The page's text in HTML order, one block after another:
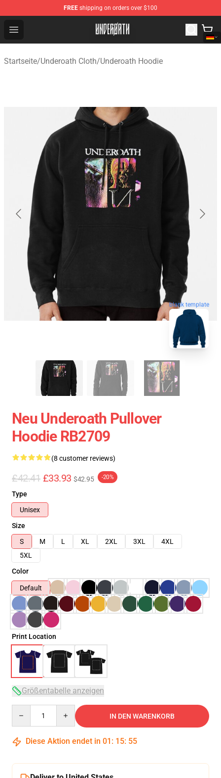
FREE shipping on orders over $100
Open menu
Underoath Store - Official Underoath Merchandise Shop
Startseite/Underoath Cloth/Underoath Hoodie
blank template
Neu Underoath Pullover
Hoodie RB2709
(8 customer reviews)
£42.41 £33.93 $42.95 -20%
Type
Unisex
Size
S
M L XL 2XL 3XL
4XL
5XL
Color
Default
Print Location
Größentabelle anzeigen
IN DEN WARENKORB
Diese Aktion endet in 01 : 15: 54